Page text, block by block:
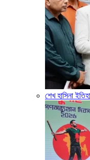
শেখ হাসিনা